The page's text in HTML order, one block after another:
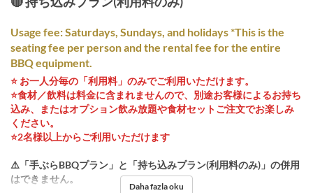
Usage fee: Saturdays, Sundays, and holidays *This is the
seating fee per person and the rental fee for the entire
BBQ equipment.
⭐️ お一人分毎の「利用料」のみでご利用いただけます。
⭐️食材／飲料は料金に含まれませんので、別途お客様によるお持ち
込み、またはオプション飲み放題や食材セットご注文でお楽しみ
ください。
⭐️2名様以上からご利用いただけます
⚠️「手ぶらBBQプラン」と「持ち込みプラン(利用料のみ)」の併用
はできません。
Daha fazla oku